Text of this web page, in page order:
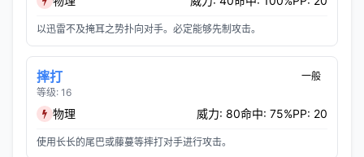
以迅雷不及掩耳之势扑向对手。必定能够先制攻击。
摔打
等级: 16
一般
物理 威力: 80命中: 75%PP: 20
使用长长的尾巴或藤蔓等摔打对手进行攻击。